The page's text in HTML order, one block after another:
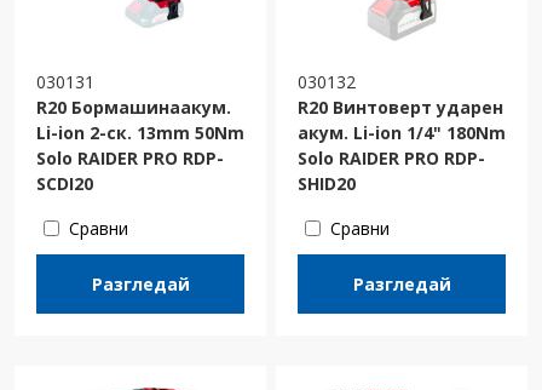
030131
R20 Бормашинаакум.
Li-ion 2-ск. 13mm 50Nm
Solo RAIDER PRO RDP-
SCDI20
Сравни
Разгледай
030132
R20 Винтоверт ударен
акум. Li-ion 1/4" 180Nm
Solo RAIDER PRO RDP-
SHID20
Сравни
Разгледай